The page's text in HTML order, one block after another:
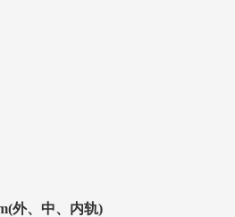
外、中、内轨)